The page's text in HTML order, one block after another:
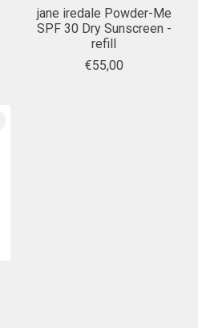
jane iredale Powder-Me
SPF 30 Dry Sunscreen -
refill
€55,00